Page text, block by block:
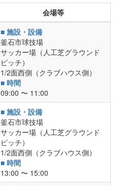
会場等
■ 施設・設備
釜石市球技場
サッカー場（人工芝グラウンド
ピッチ）
1/2面西側（クラブハウス側）
■ 時間
09:00 〜 11:00
■ 施設・設備
釜石市球技場
サッカー場（人工芝グラウンド
ピッチ）
1/2面西側（クラブハウス側）
■ 時間
13:00 〜 15:00